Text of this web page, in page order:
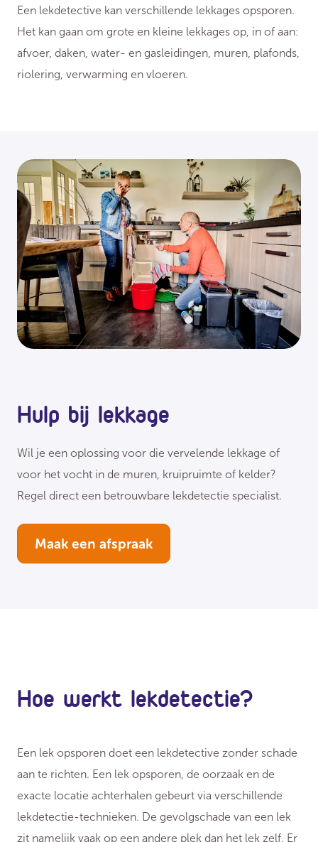
Een lekdetective kan verschillende lekkages opsporen.
Het kan gaan om grote en kleine lekkages op, in of aan:
afvoer, daken, water- en gasleidingen, muren, plafonds,
riolering, verwarming en vloeren.
Hulp bij lekkage
Wil je een oplossing voor die vervelende lekkage of
voor het vocht in de muren, kruipruimte of kelder?
Regel direct een betrouwbare lekdetectie specialist.
Maak een afspraak
Hoe werkt lekdetectie?
Een lek opsporen doet een lekdetective zonder schade
aan te richten. Een lek opsporen, de oorzaak en de
exacte locatie achterhalen gebeurt via verschillende
lekdetectie-technieken. De gevolgschade van een lek
zit namelijk vaak op een andere plek dan het lek zelf. Er